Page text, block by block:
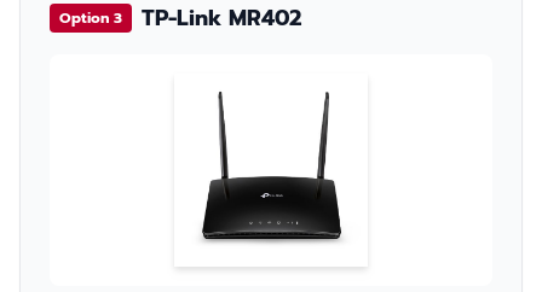
Option 3 TP-Link MR402